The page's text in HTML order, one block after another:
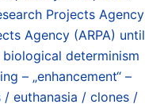
Projects Agency
Agency (ARPA) until
determinism
– „enhancement“ –
/ euthanasia / clones /